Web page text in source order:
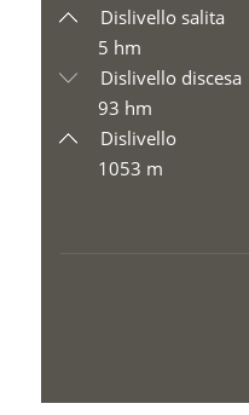
Dislivello salita
5 hm
Dislivello discesa
93 hm
Dislivello
1053 m